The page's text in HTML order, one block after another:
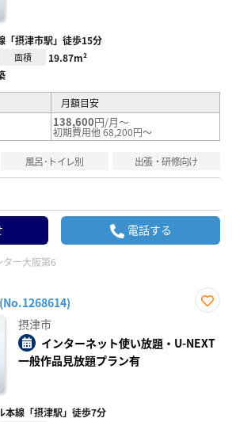
「摂津市駅」徒歩15分
面積 19.87m²
月額目安
138,600円/月～
初期費用他 68,200円～
風呂･トイレ別 出張・研修向け
電話する
ター大阪第6
り登
録
摂津市
インターネット使い放題・U-NEXT
一般作品見放題プラン有
本線「摂津駅」徒歩7分